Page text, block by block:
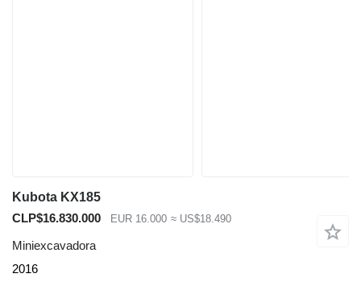
Kubota KX185
CLP$16.830.000
EUR 16.000 ≈ US$18.490
Miniexcavadora
2016